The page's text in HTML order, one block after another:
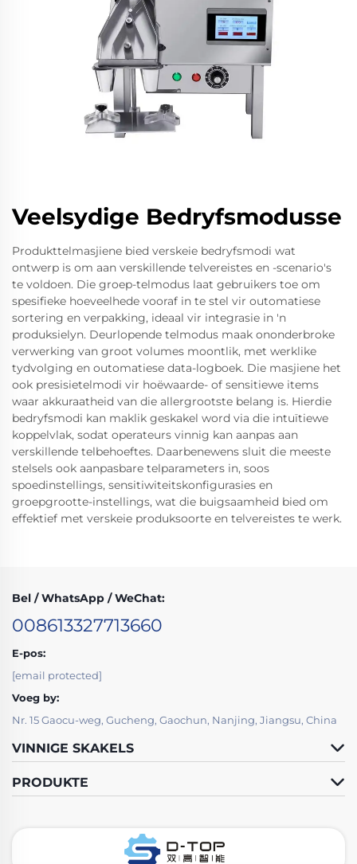
Veelsydige Bedryfsmodusse
Produkttelmasjiene bied verskeie bedryfsmodi wat
ontwerp is om aan verskillende telvereistes en -scenario's
te voldoen. Die groep-telmodus laat gebruikers toe om
spesifieke hoeveelhede vooraf in te stel vir outomatiese
sortering en verpakking, ideaal vir integrasie in 'n
produksielyn. Deurlopende telmodus maak ononderbroke
verwerking van groot volumes moontlik, met werklike
tydvolging en outomatiese data-logboek. Die masjiene het
ook presisietelmodi vir hoëwaarde- of sensitiewe items
waar akkuraatheid van die allergrootste belang is. Hierdie
bedryfsmodi kan maklik geskakel word via die intuïtiewe
koppelvlak, sodat operateurs vinnig kan aanpas aan
verskillende telbehoeftes. Daarbenewens sluit die meeste
stelsels ook aanpasbare telparameters in, soos
spoedinstellings, sensitiwiteitskonfigurasies en
groepgrootte-instellings, wat die buigsaamheid bied om
effektief met verskeie produksoorte en telvereistes te werk.
Bel / WhatsApp / WeChat:
008613327713660
E-pos:
[email protected]
Voeg by:
Nr. 15 Gaocu-weg, Gucheng, Gaochun, Nanjing, Jiangsu, China
VINNIGE SKAKELS
PRODUKTE